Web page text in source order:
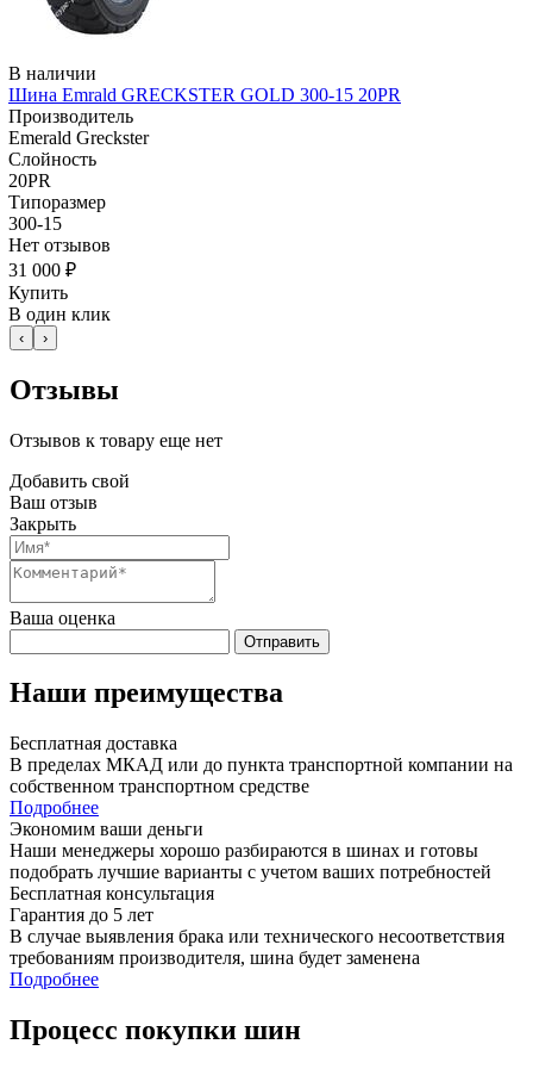
В наличии
Шина Emrald GRECKSTER GOLD 300-15 20PR
Производитель
Emerald Greckster
Слойность
20PR
Типоразмер
300-15
Нет отзывов
31 000 ₽
Купить
В один клик
‹ ›
Отзывы
Отзывов к товару еще нет
Добавить свой
Ваш отзыв
Закрыть
Ваша оценка
Отправить
Наши преимущества
Бесплатная доставка
В пределах МКАД или до пункта транспортной компании на
собственном транспортном средстве
Подробнее
Экономим ваши деньги
Наши менеджеры хорошо разбираются в шинах и готовы
подобрать лучшие варианты с учетом ваших потребностей
Бесплатная консультация
Гарантия до 5 лет
В случае выявления брака или технического несоответствия
требованиям производителя, шина будет заменена
Подробнее
Процесс покупки шин